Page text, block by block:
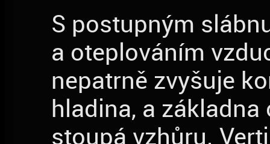
S postupným
a oteplováním
nepatrně zvyšuje
hladina, a
stoupá vzhůru.